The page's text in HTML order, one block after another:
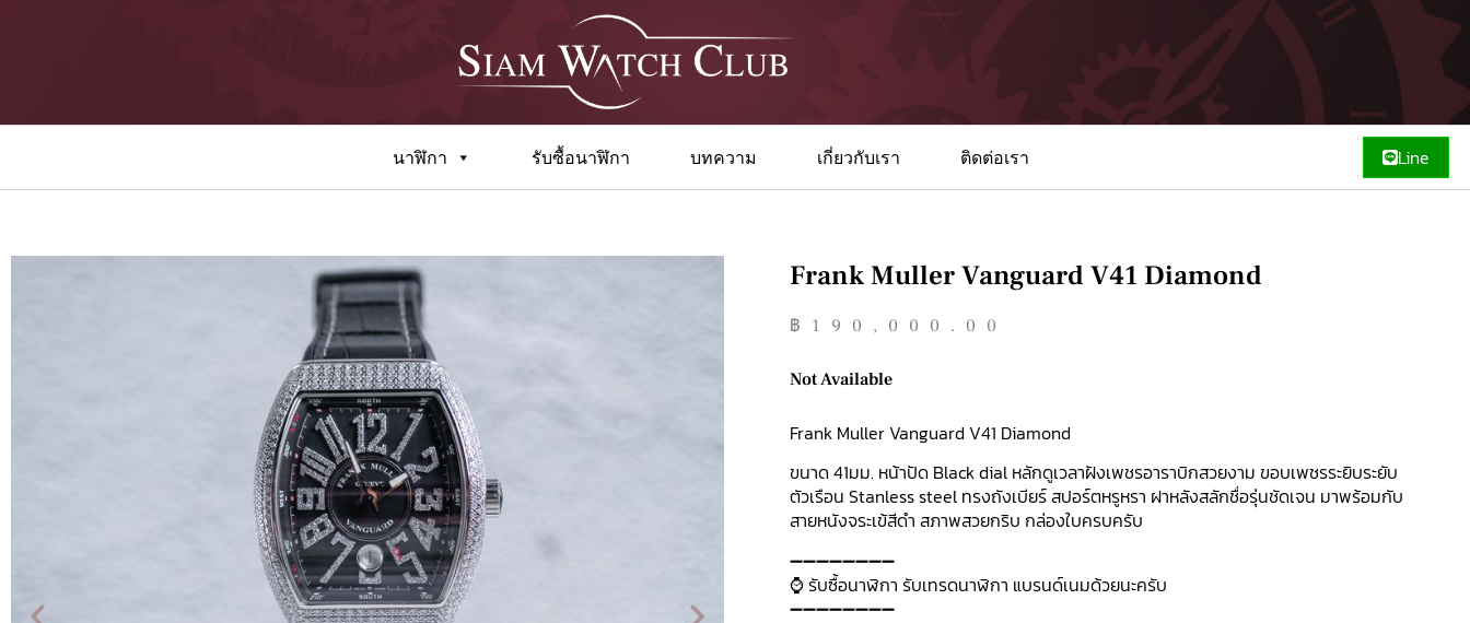
นาฬิกา รับซื้อนาฬิกา บทความ เกี่ยวกับเรา ติดต่อเรา Line
Frank Muller Vanguard V41 Diamond
฿ 190,000.00
Not Available
Frank Muller Vanguard V41 Diamond
ขนาด 41มม. หน้าปัด Black dial หลักดูเวลาฝังเพชรอาราบิกสวยงาม ขอบเพชรระยิบระยับ
ตัวเรือน Stanless steel ทรงถังเบียร์ สปอร์ตหรูหรา ฝาหลังสลักชื่อรุ่นชัดเจน มาพร้อมกับ
สายหนังจระเข้สีดำ สภาพสวยกริบ กล่องใบครบครับ
➖➖➖➖➖➖➖➖
⌚ รับซื้อนาฬิกา รับเทรดนาฬิกา แบรนด์เนมด้วยนะครับ
➖➖➖➖➖➖➖➖